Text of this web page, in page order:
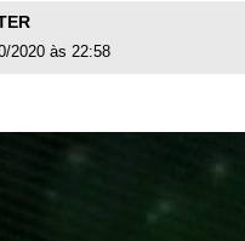
2020 às 22:58